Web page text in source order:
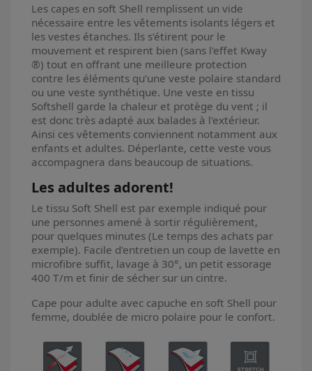
Les capes en soft Shell remplissent un vide
nécessaire entre les vêtements isolants légers et
les vestes étanches. Ils s’étirent pour le
mouvement et respirent bien (sans l'effet Kway
®) tout en offrant une meilleure protection
contre les éléments qu’une veste polaire standard
ou une veste synthétique. Une veste en tissu
Softshell garde la chaleur et protège du vent ; il
est donc très adapté aux balades à l'extérieur.
Ainsi ces vêtements conviennent notamment aux
enfants et adultes. Déperlante, cette veste vous
accompagnera dans beaucoup de situations.
Les adultes adorent!
Le tissu Soft Shell est par exemple indiqué pour
une personnes amené à sortir régulièrement,
pour quelques minutes (Le temps des achats par
exemple). Facile d'entretien un coup de lavette en
microfibre suffit, lavage à 30°, un petit essorage
400 T/m et finir de sécher sur un cintre.
Cape pour adulte avec capuche en soft Shell pour
femme, doublée de micro polaire pour le confort.